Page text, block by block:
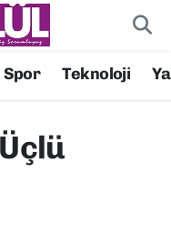
Spor Teknoloji
Fikstür